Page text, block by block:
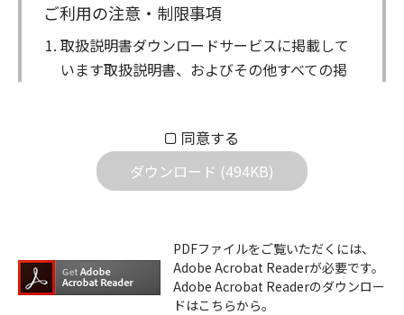
ご利用の注意・制限事項
取扱説明書ダウンロードサービスに掲載して
います取扱説明書、およびその他すべての掲
属します。ダウンロードした取扱説明書は、
個人が本来の目的でご使用されることは可能
ですが、権利者の許諾を得ることなく、以下
ダウンロードした取扱説明書は、複製、賃
貸、改変、公衆送信、または公衆送信可能
化することはできません。
同意する
ダウンロード (494KB)
PDFファイルをご覧いただくには、
Adobe Acrobat Readerが必要です。
Adobe Acrobat Readerのダウンロー
ドはこちらから。